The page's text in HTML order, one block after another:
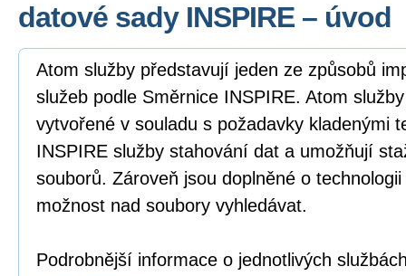
datové sady INSPIRE – úvod
Atom služby představují jeden ze způsobů
služeb podle Směrnice INSPIRE. Atom
vytvořené v souladu s požadavky kladenými
INSPIRE služby stahování dat a umožňují
souborů. Zároveň jsou doplněné o
možnost nad soubory vyhledávat.
Podrobnější informace o jednotlivých